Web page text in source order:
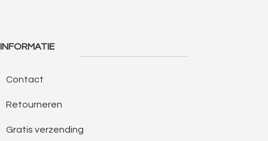
INFORMATIE
Contact
Retourneren
Gratis verzending